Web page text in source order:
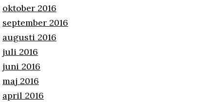
oktober 2016
september 2016
augusti 2016
juli 2016
juni 2016
maj 2016
april 2016